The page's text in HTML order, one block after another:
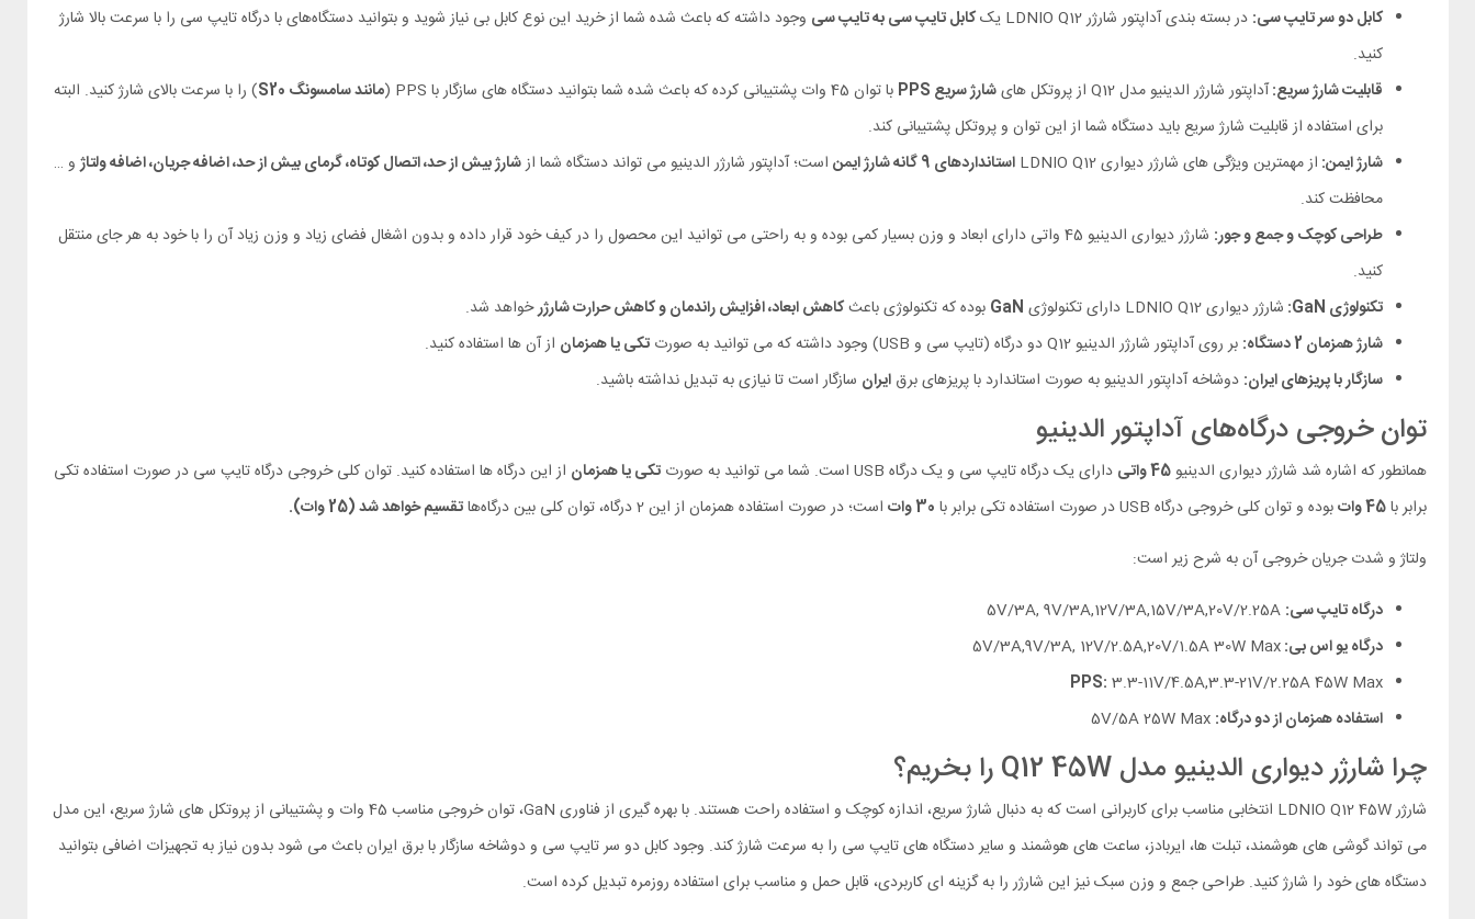
کابل دو سر تایپ سی: در بسته بندی آداپتور شارژر LDNIO Q12 یک کابل تایپ سی به تایپ سی وجود داشته که باعث شده شما از خرید این نوع کابل بی نیاز شوید و بتوانید دستگاه‌های با درگاه تایپ سی را با سرعت بالا شارژ
کنید.
قابلیت شارژ سریع:آداپتور شارژر الدینیو مدل Q12 از پروتکل های شارژ سریع PPS با توان 45 وات پشتیبانی کرده که باعث شده شما بتوانید دستگاه های سازگار با PPS ( مانند سامسونگ S20
) را با سرعت بالای شارژ کنید. البته
برای استفاده از قابلیت شارژ سریع باید دستگاه شما از این توان و پروتکل پشتیبانی کند.
شارژ ایمن: از مهمترین ویژگی های شارژر دیواری LDNIO Q12 استانداردهای 9 گانه شارژ ایمن است؛ آداپتور شارژر الدینیو می تواند دستگاه شما ازشارژ بیش از حد، اتصال کوتاه، گرمای بیش از حد، اضافه جریان، اضافه ولتاژ و …
محافظت کند.
طراحی کوچک و جمع و جور:
شارژر دیواری الدینیو 45 واتی دارای ابعاد و وزن بسیار کمی بوده و به راحتی می توانید این محصول را در کیف خود قرار داده و بدون اشغال فضای زیاد و وزن زیاد آن را با خود به هر جای منتقل
کنید.
تکنولوژی GaN:
شارژر دیواری LDNIO Q12 دارای تکنولوژی GaN بوده که تکنولوژی باعثکاهش ابعاد، افزایش راندمان و کاهش حرارت شارژرخواهد شد.
شارژ همزمان 2 دستگاه:
بر روی آداپتور شارژر الدینیو Q12 دو درگاه (تایپ سی و USB) وجود داشته که می توانید به صورت تکی یا همزمان از آن ها استفاده کنید.
سازگار با پریزهای ایران: دوشاخه آداپتور الدینیو به‌ صورت استاندارد با پریزهای برقایران سازگار است تا نیازی به تبدیل نداشته باشید.
توان خروجی درگاه‌های آداپتور الدینیو
همانطور که اشاره شد شارژر دیواری الدینیو45 واتی دارای یک درگاه تایپ سی و یک درگاه USB است. شما می توانید به صورت تکی یا همزمان از این درگاه ها استفاده کنید. توان کلی خروجی درگاه تایپ سی در صورت استفاده تکی
برابر با45 وات بوده و توان کلی خروجی درگاه USB در صورت استفاده تکی برابر با 30 وات است؛ در صورت استفاده همزمان از این 2 درگاه، توان کلی بین درگاه‌ها
تقسیم خواهد شد (25 وات).
ولتاژ و شدت جریان خروجی آن به شرح زیر است:
درگاه تایپ سی: 5V/3A, 9V/3A,12V/3A,15V/3A,20V/2.25A
درگاه یو اس بی:5V/3A,9V/3A, 12V/2.5A,20V/1.5A 30W Max
PPS: 3.3-11V/4.5A,3.3-21V/2.25A 45W Max
استفاده همزمان از دو درگاه: 5V/5A 25W Max
چرا شارژر دیواری الدینیو مدل Q12 45W را بخریم؟
شارژر LDNIO Q12 45W انتخابی مناسب برای کاربرانی است که به دنبال شارژ سریع، اندازه کوچک و استفاده راحت هستند. با بهره‌ گیری از فناوری GaN، توان خروجی مناسب 45 وات و پشتیبانی از پروتکل‌ های شارژ سریع، این مدل
می‌ تواند گوشی‌ های هوشمند، تبلت‌ ها، ایربادز، ساعت‌ های هوشمند و سایر دستگاه‌ های تایپ‌ سی را به‌ سرعت شارژ کند. وجود کابل دو سر تایپ سی و دوشاخه سازگار با برق ایران باعث می‌ شود بدون نیاز به تجهیزات اضافی بتوانید
دستگاه‌ های خود را شارژ کنید. طراحی جمع‌ و وزن سبک نیز این شارژر را به گزینه‌ ای کاربردی، قابل‌ حمل و مناسب برای استفاده روزمره تبدیل کرده است.